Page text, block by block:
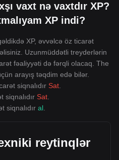
vaxt nə vaxtdır XP?
XP indi?
XP, əvvəlcə öz ticarət
Uzunmüddətli treyderlərin
fəaliyyəti də fərqli olacaq. The
arayış təqdim edə bilər.
siqnalıdır Sat
siqnalıdır Sat
siqnalıdır al
reytinqlər